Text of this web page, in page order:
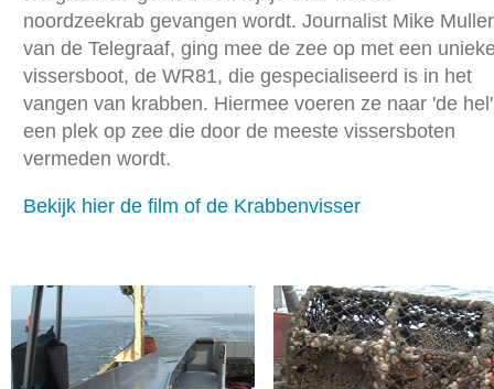
noordzeekrab gevangen wordt. Journalist Mike
van de Telegraaf, ging mee de zee op met een
vissersboot, de WR81, die gespecialiseerd is in het
vangen van krabben. Hiermee voeren ze naar 'de
een plek op zee die door de meeste vissersboten
vermeden wordt.
Bekijk hier de film of de Krabbenvisser